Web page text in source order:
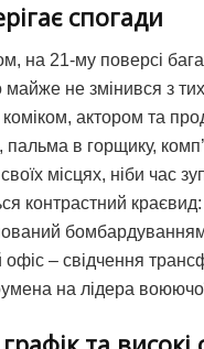
спогади
на 21-му поверсі
не змінився з
коміком, актором та
пальма в горщику,
місцях, ніби час
контрастний краєвид:
– свідчення
на лідера